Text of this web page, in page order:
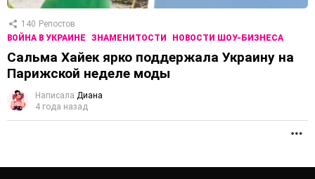
140 Репостов
ВОЙНА В УКРАИНЕ
ЗНАМЕНИТОСТИ НОВОСТИ ШОУ-БИЗНЕСА
Сальма Хайек ярко поддержала Украину на
Парижской неделе моды
Написала Диана
4 года назад